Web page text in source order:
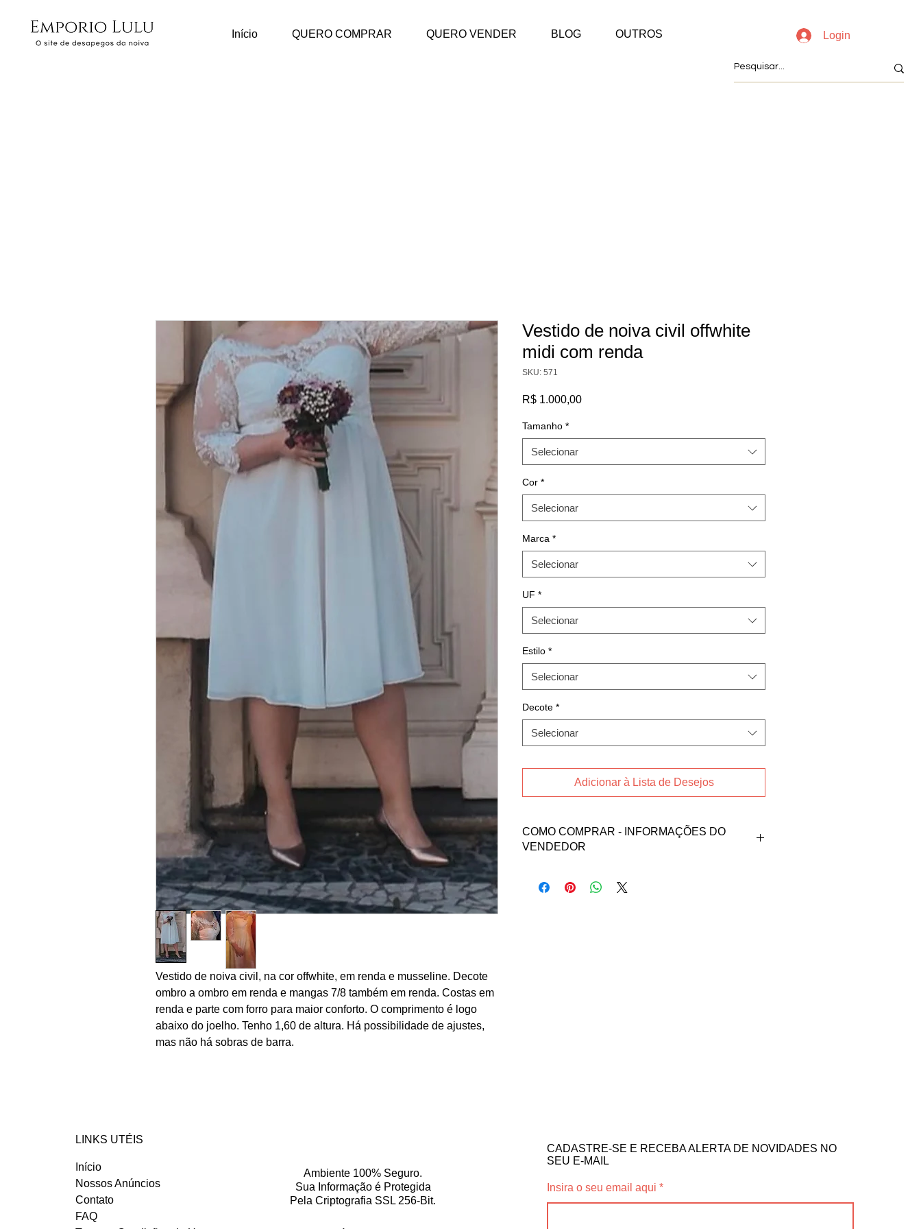
Início QUERO COMPRAR QUERO VENDER BLOG OUTROS Login
Vestido de noiva civil, na cor offwhite, em renda e musseline. Decote
ombro a ombro em renda e mangas 7/8 também em renda. Costas em
renda e parte com forro para maior conforto. O comprimento é logo
abaixo do joelho. Tenho 1,60 de altura. Há possibilidade de ajustes,
mas não há sobras de barra.
Vestido de noiva civil offwhite
midi com renda
SKU: 571
R$ 1.000,00Preço
Tamanho *
Selecionar
Cor *
Selecionar
Marca *
Selecionar
UF *
Selecionar
Estilo *
Selecionar
Decote *
Selecionar
Adicionar à Lista de Desejos
COMO COMPRAR - INFORMAÇÕES DO
VENDEDOR
contatos abaixo:
LINKS UTÉIS
Início
Nossos Anúncios
Contato
FAQ
Ambiente 100% Seguro.
Sua Informação é Protegida
Pela Criptografia SSL 256-Bit.
CADASTRE-SE E RECEBA ALERTA DE NOVIDADES NO
SEU E-MAIL
Insira o seu email aqui